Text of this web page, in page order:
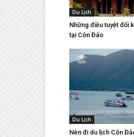
Du Lịch
Những điều tuyệt đối
tại Côn Đảo
Du Lịch
Nên đi du lịch Côn